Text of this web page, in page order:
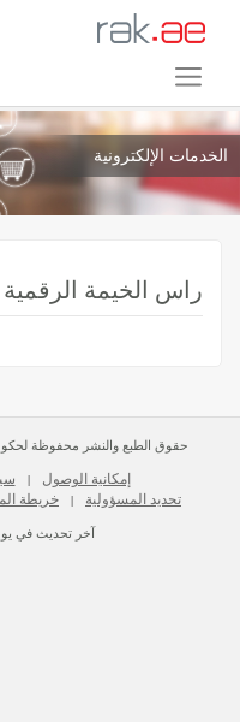
الخدمات الإلكترونية
راس الخيمة الرقمية
حقوق الطبع والنشر محفوظة لحكومة رأس
إمكانية الوصول |
تحديد المسؤولية | خريطة
آخر تحديث في